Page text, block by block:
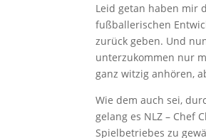
Leid getan haben mir
fußballerischen
zurück geben. Und
unterzukommen nur
ganz witzig anhören,
Wie dem auch sei,
gelang es NLZ –
Spielbetriebes zu